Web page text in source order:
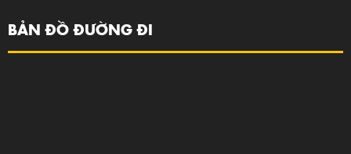
BẢN ĐỒ ĐƯỜNG ĐI